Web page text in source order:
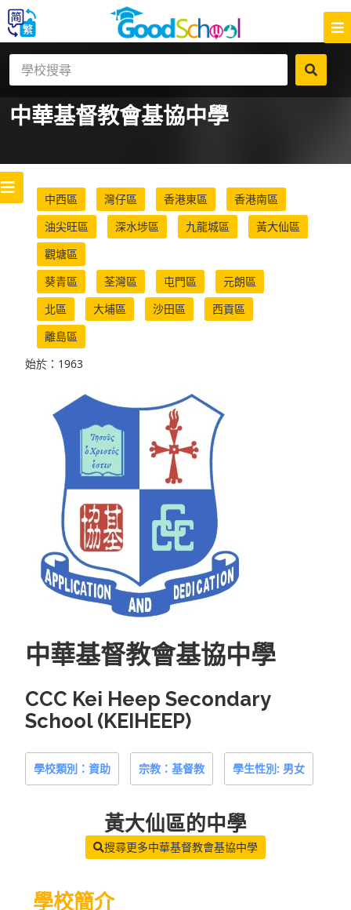
中華基督教會基協中學
中西區 灣仔區 香港東區
香港南區
油尖旺區
深水埗區 九龍城區
黃大仙區
觀塘區
葵青區
荃灣區 屯門區
元朗區
北區
大埔區 沙田區
西貢區
離島區
始於：1963
中華基督教會基協中學
CCC Kei Heep Secondary
School (KEIHEEP)
學校類別：資助 宗教：基督教 學生性別: 男女
黃大仙區的中學
搜尋更多中華基督教會基協中學
學校簡介